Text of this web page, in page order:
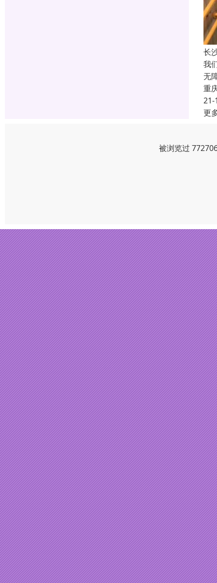
长
我
无
重
21-
更
被浏览过